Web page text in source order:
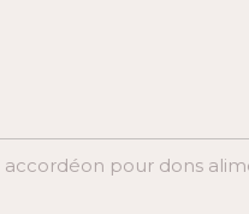
accordéon pour dons